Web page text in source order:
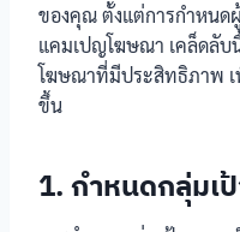
ของคุณ ตั้งแต่การกำหนด
แคมเปญโฆษณา เคล็ดลับ
โฆษณาที่มีประสิทธิภาพ เ
ขึ้น
1. กำหนดกลุ่มเ